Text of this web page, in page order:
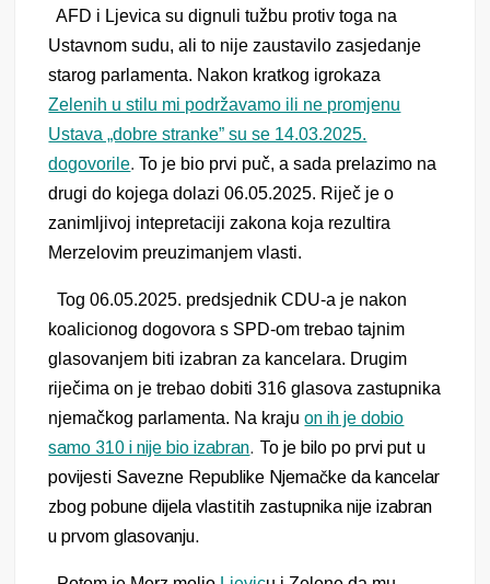
AFD i Ljevica su dignuli tužbu protiv toga na
Ustavnom sudu, ali to nije zaustavilo zasjedanje
starog parlamenta. Nakon kratkog igrokaza
Zelenih u stilu mi podržavamo ili ne promjenu
Ustava „dobre stranke” su se 14.03.2025.
dogovorile.To je bio prvi puč, a sada prelazimo na
drugi do kojega dolazi 06.05.2025. Riječ je o
zanimljivoj intepretaciji zakona koja rezultira
Merzelovim preuzimanjem vlasti.
Tog 06.05.2025. predsjednik CDU-a je nakon
koalicionog dogovora s SPD-om trebao tajnim
glasovanjem biti izabran za kancelara. Drugim
riječima on je trebao dobiti 316 glasova zastupnika
njemačkog parlamenta. Na krajuon ih je dobio
samo 310 i nije bio izabran. To je bilo po prvi put u
povijesti Savezne Republike Njemačke da kancelar
zbog pobune dijela vlastitih zastupnikanije izabran
u prvom glasovanju.